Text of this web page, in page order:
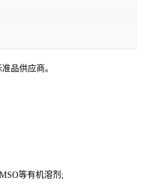
品供应商。
等有机溶剂;